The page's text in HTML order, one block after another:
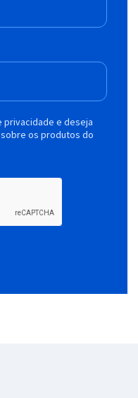
privacidade e deseja
os produtos do